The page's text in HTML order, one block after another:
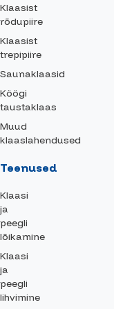
Klaasist
rõdupiire
Klaasist
trepipiire
Saunaklaasid
Köögi
taustaklaas
Muud
klaaslahendused
Teenused
Klaasi
ja
peegli
lõikamine
Klaasi
ja
peegli
lihvimine